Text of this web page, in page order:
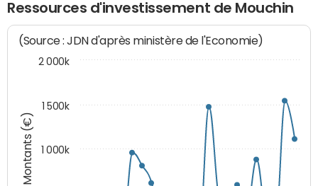
Ressources d'investissement de Mouchin
Montants (€)
(Source : JDN d'après ministère de l'Economie)
1 000k
1 500k
2 000k